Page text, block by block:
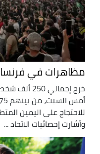
مظاهرات في فرنسا
خرج إجمالي
للاحتجاج على اليمين
وأشارت إحصائيات الاتحاد ...